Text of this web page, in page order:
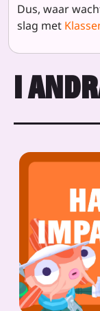
Dus, waar
slag met
I